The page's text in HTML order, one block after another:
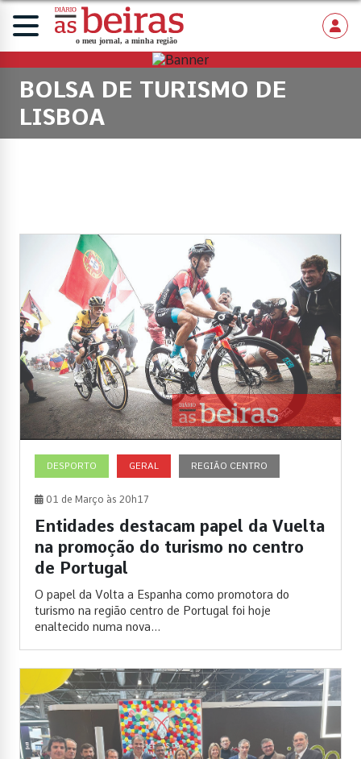
BOLSA DE TURISMO DE
LISBOA
DESPORTO GERAL REGIÃO CENTRO
01 de Março às 20h17
Entidades destacam papel da Vuelta
na promoção do turismo no centro
de Portugal
O papel da Volta a Espanha como promotora do
turismo na região centro de Portugal foi hoje
enaltecido numa nova...